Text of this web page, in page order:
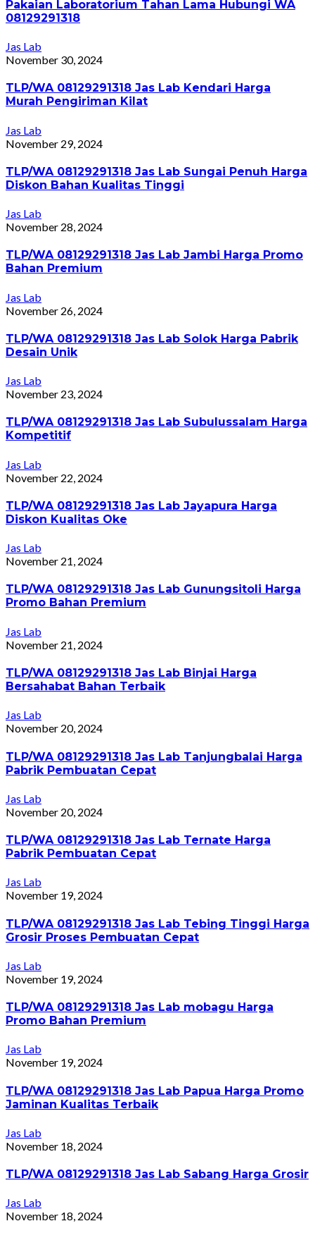
Pakaian Laboratorium Tahan Lama Hubungi WA
08129291318
Jas Lab
November 30, 2024
TLP/WA 08129291318 Jas Lab Kendari Harga
Murah Pengiriman Kilat
Jas Lab
November 29, 2024
TLP/WA 08129291318 Jas Lab Sungai Penuh Harga
Diskon Bahan Kualitas Tinggi
Jas Lab
November 28, 2024
TLP/WA 08129291318 Jas Lab Jambi Harga Promo
Bahan Premium
Jas Lab
November 26, 2024
TLP/WA 08129291318 Jas Lab Solok Harga Pabrik
Desain Unik
Jas Lab
November 23, 2024
TLP/WA 08129291318 Jas Lab Subulussalam Harga
Kompetitif
Jas Lab
November 22, 2024
TLP/WA 08129291318 Jas Lab Jayapura Harga
Diskon Kualitas Oke
Jas Lab
November 21, 2024
TLP/WA 08129291318 Jas Lab Gunungsitoli Harga
Promo Bahan Premium
Jas Lab
November 21, 2024
TLP/WA 08129291318 Jas Lab Binjai Harga
Bersahabat Bahan Terbaik
Jas Lab
November 20, 2024
TLP/WA 08129291318 Jas Lab Tanjungbalai Harga
Pabrik Pembuatan Cepat
Jas Lab
November 20, 2024
TLP/WA 08129291318 Jas Lab Ternate Harga
Pabrik Pembuatan Cepat
Jas Lab
November 19, 2024
TLP/WA 08129291318 Jas Lab Tebing Tinggi Harga
Grosir Proses Pembuatan Cepat
Jas Lab
November 19, 2024
TLP/WA 08129291318 Jas Lab mobagu Harga
Promo Bahan Premium
Jas Lab
November 19, 2024
TLP/WA 08129291318 Jas Lab Papua Harga Promo
Jaminan Kualitas Terbaik
Jas Lab
November 18, 2024
TLP/WA 08129291318 Jas Lab Sabang Harga Grosir
Jas Lab
November 18, 2024